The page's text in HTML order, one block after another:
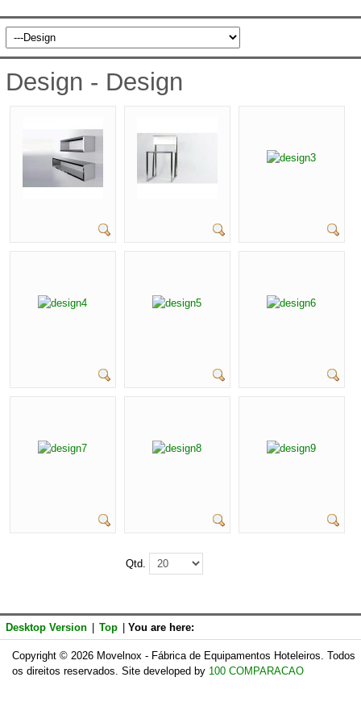
Design - Design
Qtd.
Desktop Version Top You are here:
Copyright © 2026 Movelnox - Fábrica de Equipamentos Hoteleiros. Todos
os direitos reservados. Site developed by 100 COMPARACAO